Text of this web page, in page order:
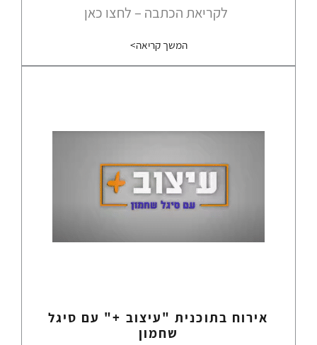
לקריאת הכתבה – לחצו כאן
המשך קריאה>
אירוח בתוכנית "עיצוב +" עם סיגל
שחמון